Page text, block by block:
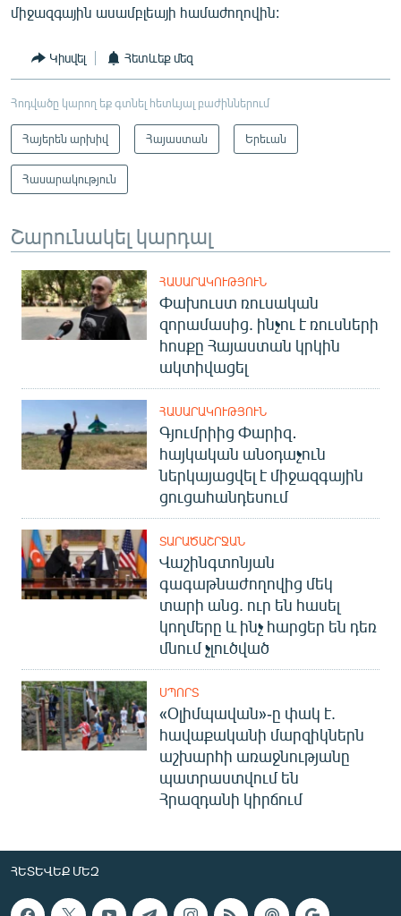
միջազգային ասամբլեայի համաժողովին:
Կիսվել Հետևեք մեզ
Հոդվածը կարող եք գտնել հետևյալ բաժիններում
Հայերեն արխիվ Հայաստան Երեւան
Հասարակություն
Շարունակել կարդալ
ՀԱՍԱՐԱԿՈՒԹՅՈՒՆ
Փախուստ ռուսական
զորամասից. ինչու է ռուսների
հոսքը Հայաստան կրկին
ակտիվացել
ՀԱՍԱՐԱԿՈՒԹՅՈՒՆ
Գյումրիից Փարիզ․
հայկական անօդաչուն
ներկայացվել է միջազգային
ցուցահանդեսում
ՏԱՐԱԾԱՇՐՋԱՆ
Վաշինգտոնյան
գագաթնաժողովից մեկ
տարի անց. ուր են հասել
կողմերը և ինչ հարցեր են դեռ
մնում չլուծված
ՍՊՈՐՏ
«Օլիմպավան»-ը փակ է.
հավաքականի մարզիկներն
աշխարհի առաջնությանը
պատրաստվում են
Հրազդանի կիրճում
ՀԵՏԵՎԵՔ ՄԵԶ